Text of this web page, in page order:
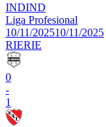
INDIND
Liga Profesional
10/11/202510/11/2025
RIERIE
0
-
1